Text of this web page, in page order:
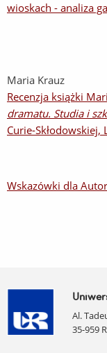
wioskach - analiza
Maria Krauz
Recenzja książki
dramatu. Studia i
Curie-
Wskazówki dla
Al.
35-959